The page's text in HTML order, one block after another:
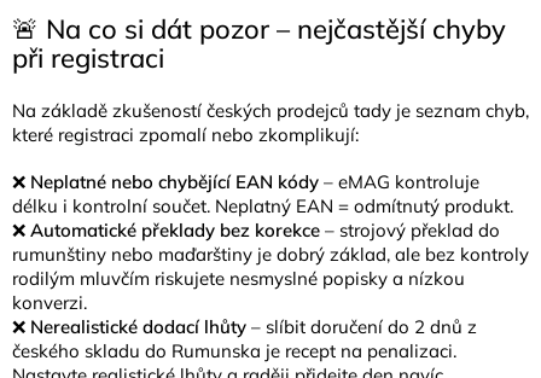
🚨 Na co si dát pozor – nejčastější chyby
při registraci
Na základě zkušeností českých prodejců tady je seznam chyb,
které registraci zpomalí nebo zkomplikují:
❌ Neplatné nebo chybějící EAN kódy – eMAG kontroluje
délku i kontrolní součet. Neplatný EAN = odmítnutý produkt.
❌ Automatické překlady bez korekce – strojový překlad do
rumunštiny nebo maďarštiny je dobrý základ, ale bez kontroly
rodilým mluvčím riskujete nesmyslné popisky a nízkou
konverzi.
❌ Nerealistické dodací lhůty – slíbit doručení do 2 dnů z
českého skladu do Rumunska je recept na penalizaci.